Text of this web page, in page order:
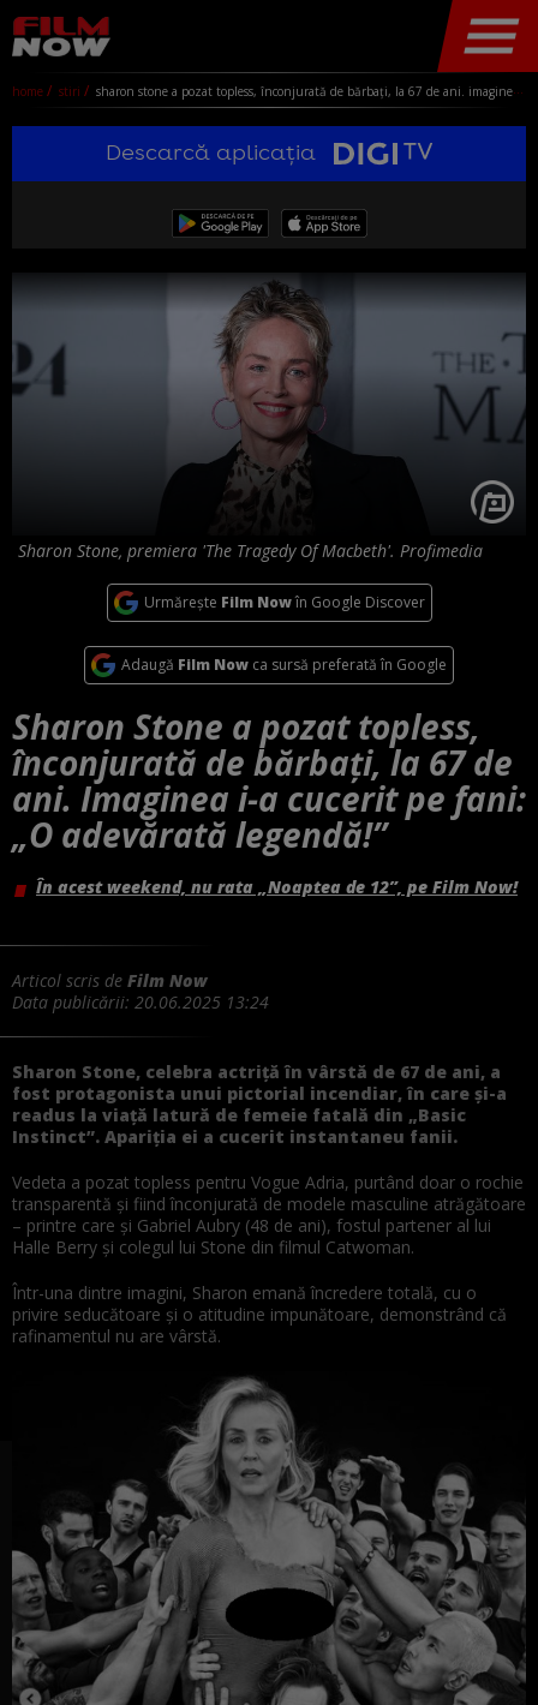
home stiri sharon stone a pozat topless, înconjurată de bărbați, la 67 de ani. imaginea i-a cucerit pe fani: „o adevărată legendă!”
Descarcă aplicația
Sharon Stone, premiera 'The Tragedy Of Macbeth'. Profimedia
Urmărește Film Nowîn Google Discover
Adaugă Film Now ca sursă preferată în Google
Sharon Stone a pozat topless,
înconjurată de bărbați, la 67 de
ani. Imaginea i-a cucerit pe fani:
„O adevărată legendă!”
În acest weekend, nu rata „Noaptea de 12”, pe Film Now!
Articol scris de Film Now
Data publicării: 20.06.2025 13:24
Sharon Stone, celebra actriță în vârstă de 67 de ani, a
fost protagonista unui pictorial incendiar, în care și-a
readus la viață latură de femeie fatală din „Basic
Instinct”. Apariția ei a cucerit instantaneu fanii.
Vedeta a pozat topless pentru Vogue Adria, purtând doar o rochie
transparentă și fiind înconjurată de modele masculine atrăgătoare
– printre care și Gabriel Aubry (48 de ani), fostul partener al lui
Halle Berry și colegul lui Stone din filmul Catwoman.
Într-una dintre imagini, Sharon emană încredere totală, cu o
privire seducătoare și o atitudine impunătoare, demonstrând că
rafinamentul nu are vârstă.